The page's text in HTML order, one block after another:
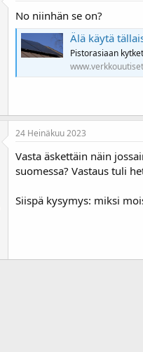
No niinhän se on?
Älä käytä
Pistorasiaan
24 Heinäkuu 2023
Vasta äskettäin näin
suomessa? Vastaus tuli
Siispä kysymys: miksi